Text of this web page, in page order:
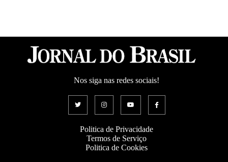
Nos siga nas redes sociais!
Politica de Privacidade
Termos de Serviço
Politica de Cookies